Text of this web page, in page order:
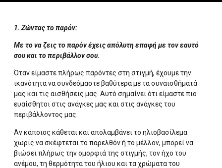
1. Ζώντας το παρόν:
Με το να ζεις το παρόν έχεις απόλυτη επαφή με τον εαυτό
σου και το περιβάλλον σου.
Όταν είμαστε πλήρως παρόντες στη στιγμή, έχουμε την
ικανότητα να συνδεόμαστε βαθύτερα με τα συναισθήματά
μας και τις αισθήσεις μας. Αυτό σημαίνει ότι είμαστε πιο
ευαίσθητοι στις ανάγκες μας και στις ανάγκες του
περιβάλλοντος μας.
Αν κάποιος κάθεται και απολαμβάνει το ηλιοβασίλεμα
χωρίς να σκέφτεται το παρελθόν ή το μέλλον, μπορεί να
βιώσει πλήρως την ομορφιά της στιγμής, τον ήχο του
ανέμου, τη θερμότητα του ήλιου και τα χρώματα του